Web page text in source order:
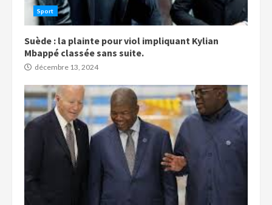
Sport
Suède : la plainte pour viol impliquant Kylian
Mbappé classée sans suite.
décembre 13, 2024